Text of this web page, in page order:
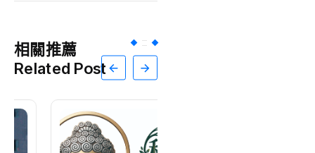
相關推薦
Related Post